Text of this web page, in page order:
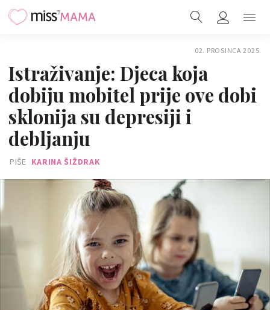
02. PROSINCA 2025.
Istraživanje: Djeca koja
dobiju mobitel prije ove dobi
sklonija su depresiji i
debljanju
PIŠE KARINA ŠIŽDRAK